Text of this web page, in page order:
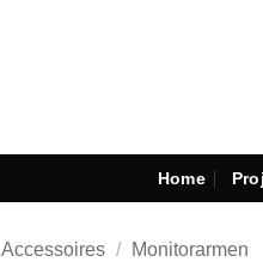
Home
Accessoires / Monitorarmen